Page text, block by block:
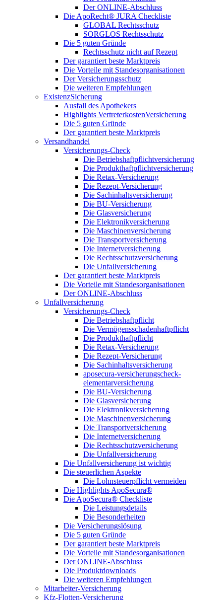
Der ONLINE-Abschluss
Die ApoRecht® JURA Checkliste
GLOBAL Rechtsschutz
SORGLOS Rechtsschutz
Die 5 guten Gründe
Rechtsschutz nicht auf Rezept
Der garantiert beste Marktpreis
Die Vorteile mit Standesorganisationen
Der Versicherungsschutz
Die weiteren Empfehlungen
ExistenzSicherung
Ausfall des Apothekers
Highlights VertreterkostenVersicherung
Die 5 guten Gründe
Der garantiert beste Marktpreis
Versandhandel
Versicherungs-Check
Die Betriebshaftpflichtversicherung
Die Produkthaftpflichtversicherung
Die Retax-Versicherung
Die Rezept-Versicherung
Die Sachinhaltsversicherung
Die BU-Versicherung
Die Glasversicherung
Die Elektronikversicherung
Die Maschinenversicherung
Die Transportversicherung
Die Internetversicherung
Die Rechtsschutzversicherung
Die Unfallversicherung
Der garantiert beste Marktpreis
Die Vorteile mit Standesorganisationen
Der ONLINE-Abschluss
Unfallversicherung
Versicherungs-Check
Die Betriebshaftpflicht
Die Vermögensschadenhaftpflicht
Die Produkthaftpflicht
Die Retax-Versicherung
Die Rezept-Versicherung
Die Sachinhaltsversicherung
aposecura-versicherungscheck-
elementarversicherung
Die BU-Versicherung
Die Glasversicherung
Die Elektronikversicherung
Die Maschinenversicherung
Die Transportversicherung
Die Internetversicherung
Die Rechtsschutzversicherung
Die Unfallversicherung
Die Unfallversicherung ist wichtig
Die steuerlichen Aspekte
Die Lohnsteuerpflicht vermeiden
Die Highlights ApoSecura®
Die ApoSecura® Checkliste
Die Leistungsdetails
Die Besonderheiten
Die Versicherungslösung
Die 5 guten Gründe
Der garantiert beste Marktpreis
Die Vorteile mit Standesorganisationen
Der ONLINE-Abschluss
Die Produktdownloads
Die weiteren Empfehlungen
Mitarbeiter-Versicherung
Kfz-Flotten-Versicherung